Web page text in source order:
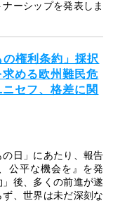
ーシップを発表しま
権利条約」採択
める欧州難民危
セフ、格差に関
日」にあたり、報告
公平な機会を』を発
後、多くの前進が遂
、世界は未だ深刻な